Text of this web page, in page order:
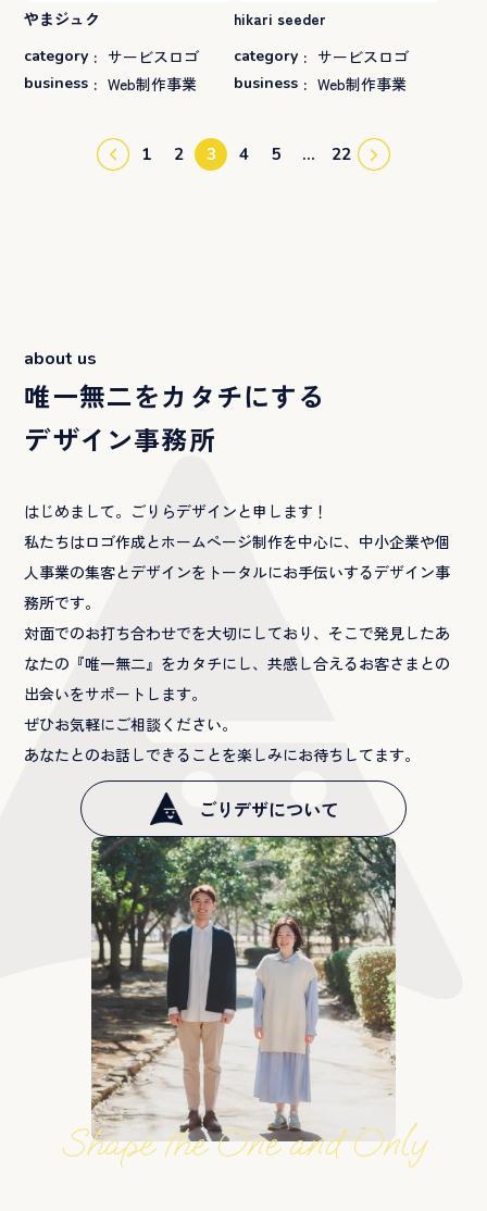
やまジュク
category : サービスロゴ
business : Web制作事業
hikari seeder
category : サービスロゴ
business : Web制作事業
1 2 3 4 5 … 22
about us
唯一無二をカタチにする
デザイン事務所
はじめまして。ごりらデザインと申します！
私たちはロゴ作成とホームページ制作を中心に、中小企業や個
人事業の集客とデザインをトータルにお手伝いするデザイン事
務所です。
対面でのお打ち合わせでを大切にしており、そこで発見したあ
なたの『唯一無二』をカタチにし、共感し合えるお客さまとの
出会いをサポートします。
ぜひお気軽にご相談ください。
あなたとのお話しできることを楽しみにお待ちしてます。
ごりデザについて
Shape the One and Only